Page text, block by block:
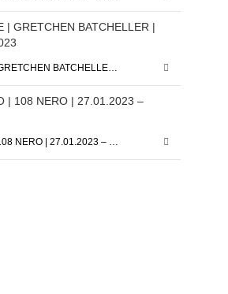
TRANSIENT SPACE | GRETCHEN BATCHELLER | 24.03.2023 – 13.05.2023
TODO ES NÚMERO | 108 NERO | 27.01.2023 – 11.03.2023